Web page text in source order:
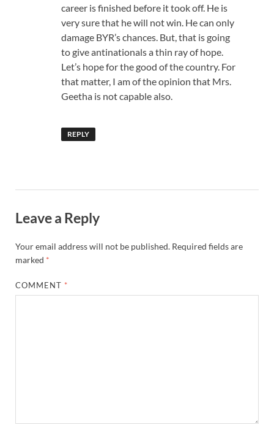
career is finished before it took off. He is
very sure that he will not win. He can only
damage BYR’s chances. But, that is going
to give antinationals a thin ray of hope.
Let’s hope for the good of the country. For
that matter, I am of the opinion that Mrs.
Geetha is not capable also.
REPLY
Leave a Reply
Your email address will not be published. Required fields are
marked *
COMMENT *